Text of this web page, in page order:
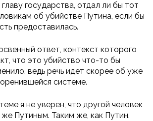
государства, отдал ли бы тот
об убийстве Путина, если бы
предоставилась.
ответ, контекст которого
что это убийство что-то бы
ведь речь идет скорее об уже
системе.
я не уверен, что другой человек
Путиным. Таким же, как Путин.